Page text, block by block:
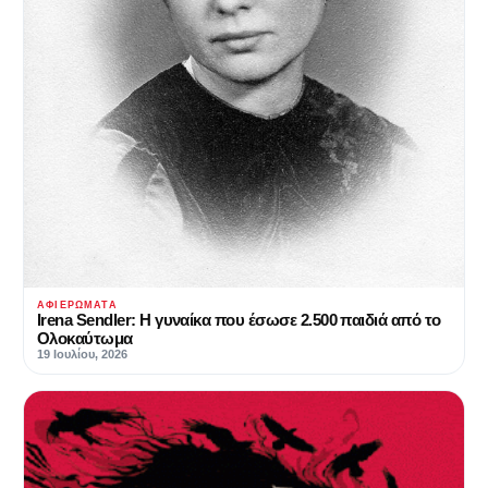
ΑΦΙΕΡΏΜΑΤΑ
Irena Sendler‎‎: Η γυναίκα που έσωσε 2.500 παιδιά από το
Ολοκαύτωμα
19 Ιουλίου, 2026